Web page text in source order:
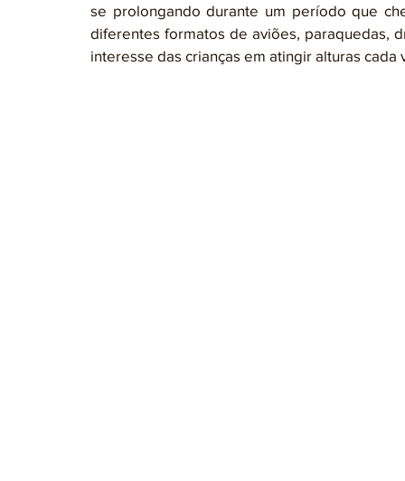
se prolongando durante um período que
diferentes formatos de aviões, paraquedas,
interesse das crianças em atingir alturas cada